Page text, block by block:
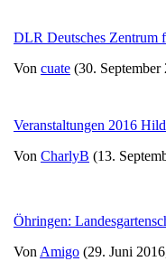
DLR Deutsches Zentrum
Von cuate (30.
Veranstaltungen 2016
Von CharlyB (13.
Öhringen:
Von Amigo (29. Juni